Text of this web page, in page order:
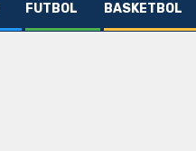
FUTBOL BASKETBOL